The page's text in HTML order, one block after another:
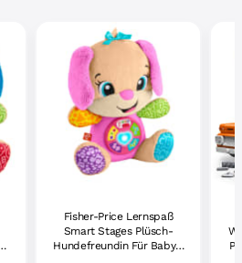
Fisher-Price Lernspaß
Smart Stages Plüsch-
Hundefreundin Für Babys,